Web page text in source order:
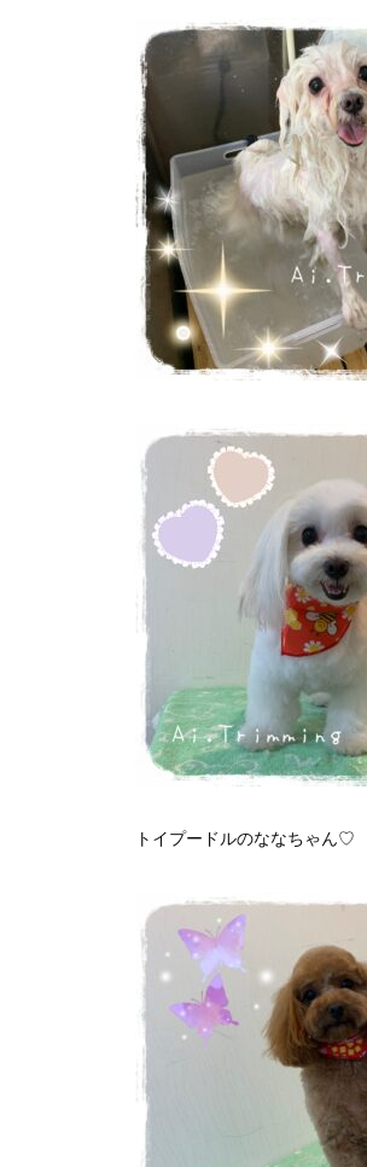
トイプードルのななちゃん♡